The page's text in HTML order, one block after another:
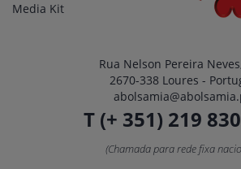
Media Kit
Rua Nelson Pereira
2670-338 Loures -
T (+ 351) 219
(Chamada para rede fixa